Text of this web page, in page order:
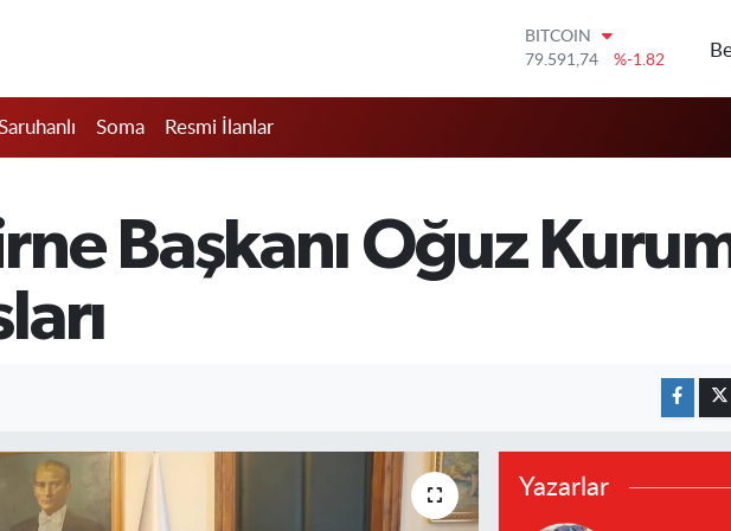
79.591,74
DOLAR
EURO
6862,09000
BİST100
14.598,00
%0
Soma Resmi İlanlar
Başkanı Oğuz
Yazarlar